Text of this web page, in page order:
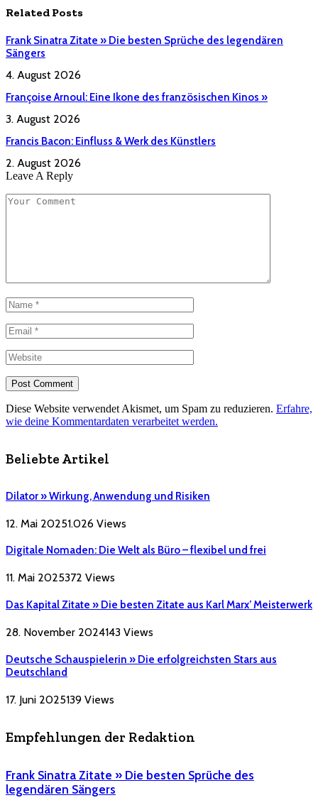
Related Posts
Frank Sinatra Zitate » Die besten Sprüche des legendären
Sängers
4. August 2026
Françoise Arnoul: Eine Ikone des französischen Kinos »
3. August 2026
Francis Bacon: Einfluss & Werk des Künstlers
2. August 2026
Leave A Reply
Diese Website verwendet Akismet, um Spam zu reduzieren. Erfahre,
wie deine Kommentardaten verarbeitet werden.
Beliebte Artikel
Dilator » Wirkung, Anwendung und Risiken
12. Mai 20251.026 Views
Digitale Nomaden: Die Welt als Büro – flexibel und frei
11. Mai 2025372 Views
Das Kapital Zitate » Die besten Zitate aus Karl Marx’ Meisterwerk
28. November 2024143 Views
Deutsche Schauspielerin » Die erfolgreichsten Stars aus
Deutschland
17. Juni 2025139 Views
Empfehlungen der Redaktion
Frank Sinatra Zitate » Die besten Sprüche des
legendären Sängers